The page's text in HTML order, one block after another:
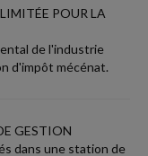
POUR LA
de l'industrie
d'impôt mécénat.
GESTION
dans une station de